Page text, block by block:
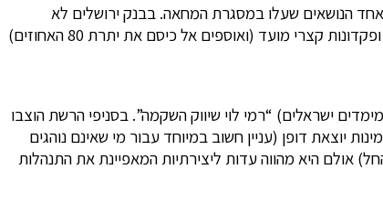
אחד הנושאים שעלו במסגרת המחאה. בבנק ירושלים לא
התעלמו מן הקריאות ושינו את שיטת הריבית, בעוד יתר הבנקים מציעים ללקוחותיהם רק 20% (או פחות) מריבית בנק ישראל על יתרה חיובית ופקדונות קצרי מועד (ואוספים אל כיסם את יתרת 80 האחוזים)
בין הבנק לרשת הקמעונאית הענקית (במימדים ישראלים) “רמי לוי שיווק השקמה”. בסניפי הרשת הוצבו
יוצאת דופן (עניין חשוב במיוחד עבור מי שאינם נוהגים
אולם היא מהווה עדות ליצירתיות המאפיינת את התנהלות